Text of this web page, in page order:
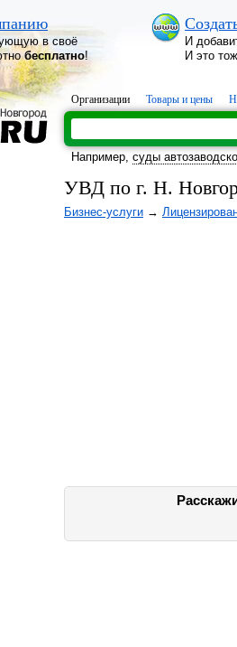
в своё
бесплатно!
И
И это
Организации Товары и цены
Например, суды
УВД по г. Н.
Бизнес-услуги →